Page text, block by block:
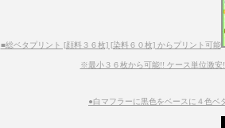
■総ベタプリント [顔料３６枚] [染料６０枚] からプリント可能
※最小３６枚から可能!! ケース単位激安
●白マフラーに黒色をベースに４色ベ